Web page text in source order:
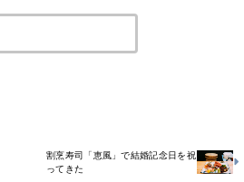
割烹寿司「恵風」で結婚記念日を祝
ってきた